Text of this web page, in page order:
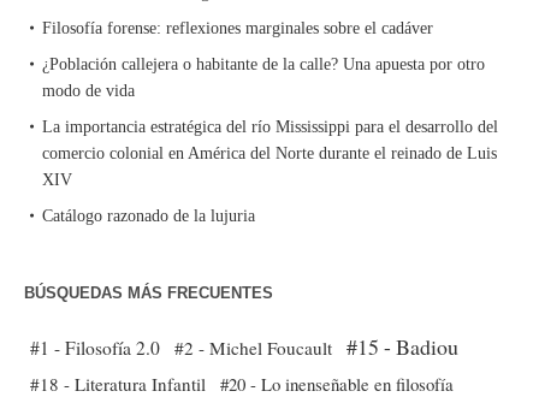
Filosofía forense: reflexiones marginales sobre el cadáver
¿Población callejera o habitante de la calle? Una apuesta por otro
modo de vida
La importancia estratégica del río Mississippi para el desarrollo del
comercio colonial en América del Norte durante el reinado de Luis
XIV
Catálogo razonado de la lujuria
BÚSQUEDAS MÁS FRECUENTES
#1 - Filosofía 2.0 #2 - Michel Foucault #15 - Badiou
#18 - Literatura Infantil #20 - Lo inenseñable en filosofía